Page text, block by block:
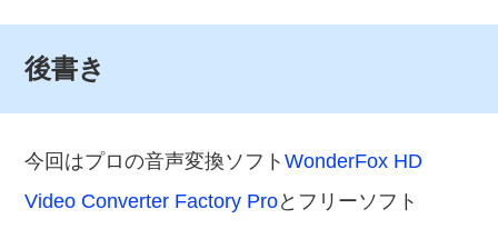
後書き
今回はプロの音声変換ソフトWonderFox HD
Video Converter Factory Proとフリーソフト